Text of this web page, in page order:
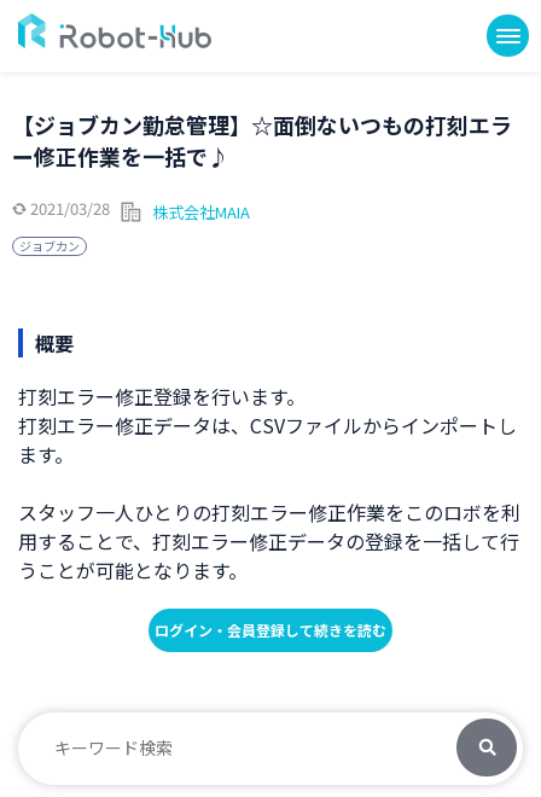
【ジョブカン勤怠管理】☆面倒ないつもの打刻エラ
ー修正作業を一括で♪
2021/03/28 株式会社MAIA
ジョブカン
概要
打刻エラー修正登録を行います。
打刻エラー修正データは、CSVファイルからインポートし
ます。
スタッフ一人ひとりの打刻エラー修正作業をこのロボを利
用することで、打刻エラー修正データの登録を一括して行
うことが可能となります。
ログイン・会員登録して続きを読む